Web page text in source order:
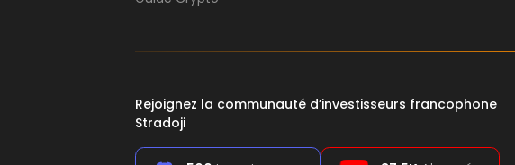
Rejoignez la communauté d’investisseurs francophone
Stradoji